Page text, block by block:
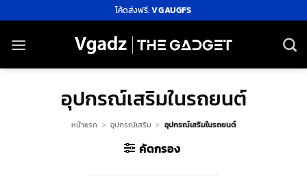
ไป
ยัง
โค้ดส่งฟรี:VGAUGFS
อุปกรณ์เสริมในรถยนต์
หน้าแรก > อุปกรณ์เสริม > อุปกรณ์เสริมในรถยนต์
คัดกรอง